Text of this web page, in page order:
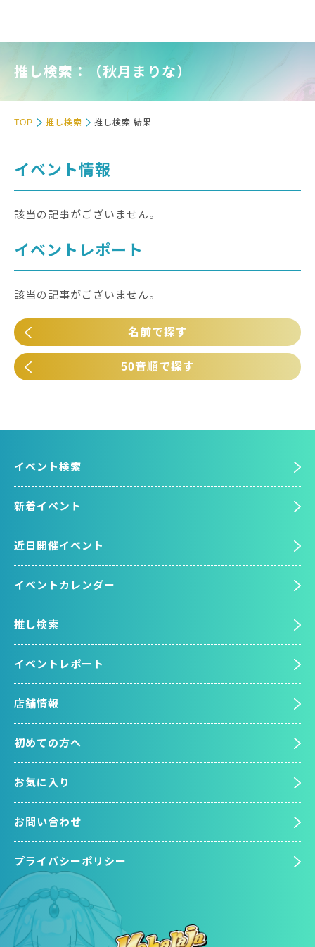
推し検索：（秋月まりな）
TOP 推し検索 推し検索 結果
イベント情報
該当の記事がございません。
イベントレポート
該当の記事がございません。
名前で探す
50音順で探す
イベント検索
新着イベント
近日開催イベント
イベントカレンダー
推し検索
イベントレポート
店舗情報
初めての方へ
お気に入り
お問い合わせ
プライバシーポリシー